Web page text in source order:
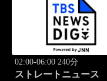
02:00-06:00 240分
ストレートニュース